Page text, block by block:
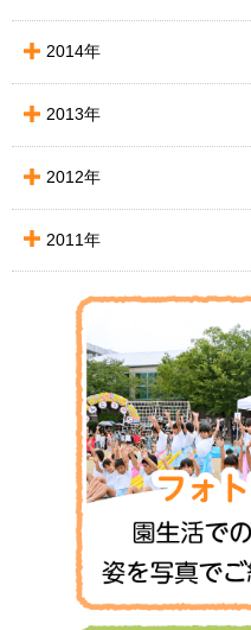
2014年
2013年
2012年
2011年